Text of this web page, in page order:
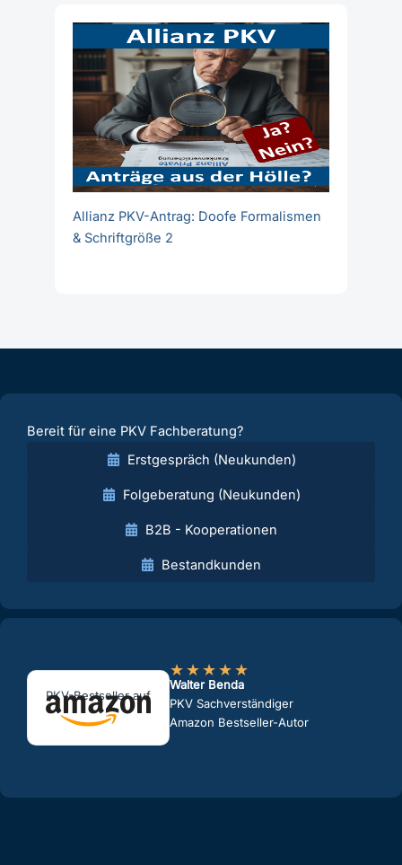
Allianz PKV-Antrag: Doofe Formalismen
& Schriftgröße 2
Bereit für eine PKV Fachberatung?
Erstgespräch (Neukunden)
Folgeberatung (Neukunden)
B2B - Kooperationen
Bestandkunden
PKV-Bestseller auf
★★★★★
Walter Benda
PKV Sachverständiger
Amazon Bestseller-Autor